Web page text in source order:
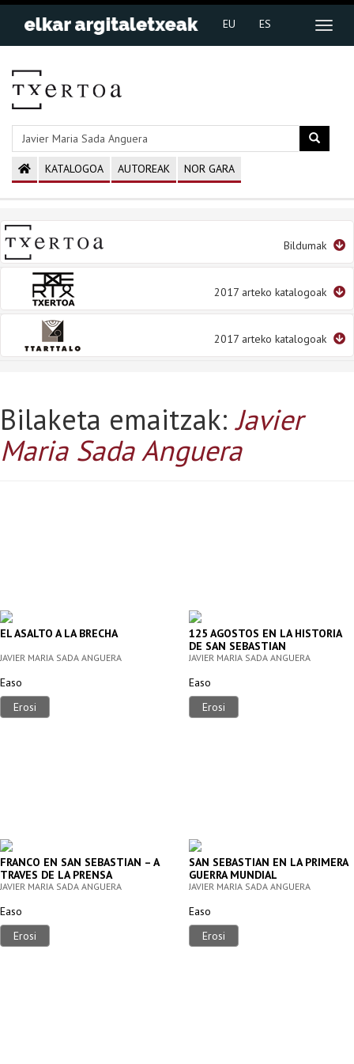
EU ES
KATALOGOA AUTOREAK NOR GARA
Bildumak
2017 arteko katalogoak
2017 arteko katalogoak
Bilaketa emaitzak:Javier
Maria Sada Anguera
EL ASALTO A LA BRECHA
JAVIER MARIA SADA ANGUERA
Easo
Erosi
125 AGOSTOS EN LA HISTORIA
DE SAN SEBASTIAN
JAVIER MARIA SADA ANGUERA
Easo
Erosi
FRANCO EN SAN SEBASTIAN – A
TRAVES DE LA PRENSA
GUIPUZCOANA
JAVIER MARIA SADA ANGUERA
Easo
Erosi
SAN SEBASTIAN EN LA PRIMERA
GUERRA MUNDIAL
JAVIER MARIA SADA ANGUERA
Easo
Erosi